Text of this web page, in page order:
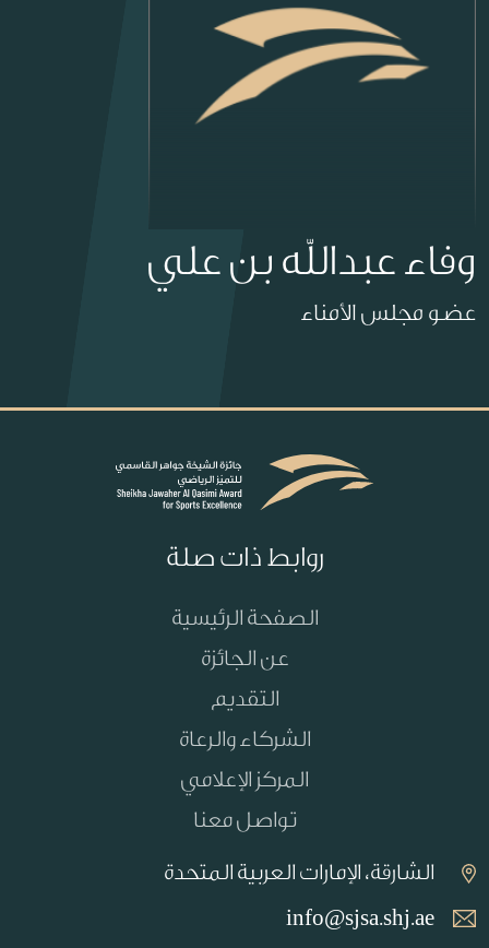
وفاء عبدالله بن علي
عضو مجلس الأمناء
روابط ذات صلة
الصفحة الرئيسية
عن الجائزة
التقديم
الشركاء والرعاة
المركز الإعلامي
تواصل معنا
الشارقة، الإمارات العربية المتحدة
info@sjsa.shj.ae